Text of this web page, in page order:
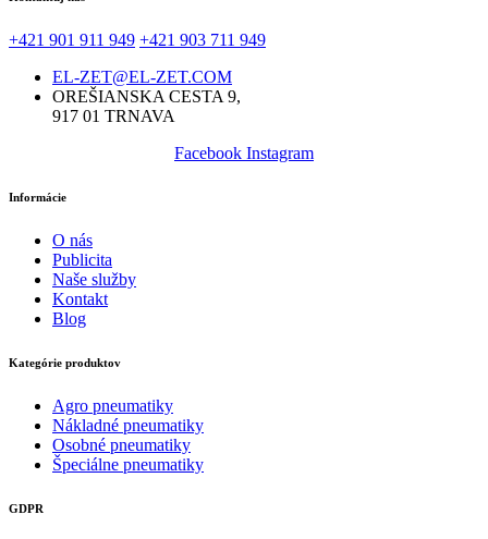
+421 901 911 949 +421 903 711 949
EL-ZET@EL-ZET.COM
OREŠIANSKA CESTA 9,
917 01 TRNAVA
Facebook Instagram
Informácie
O nás
Publicita
Naše služby
Kontakt
Blog
Kategórie produktov
Agro pneumatiky
Nákladné pneumatiky
Osobné pneumatiky
Špeciálne pneumatiky
GDPR